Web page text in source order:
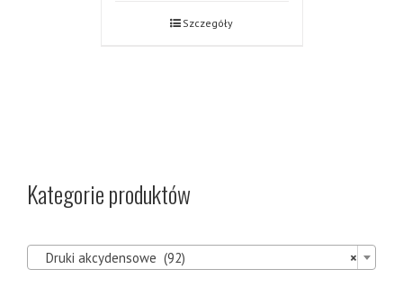
Szczegóły
Kategorie produktów
×
Druki akcydensowe (92)